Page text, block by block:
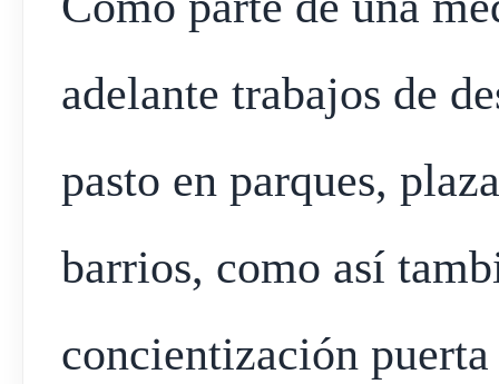
adelante trabajos de
pasto en parques,
barrios, como así
concientización puerta